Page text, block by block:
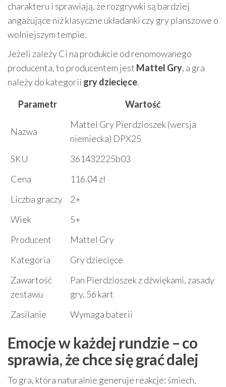
charakteru i sprawiają, że rozgrywki są bardziej
angażujące niż klasyczne układanki czy gry planszowe o
wolniejszym tempie.
Jeżeli zależy Ci na produkcie od renomowanego
producenta, to producentem jest Mattel Gry, a gra
należy do kategorii gry dziecięce.
Parametr
Wartość
Nazwa
Mattel Gry Pierdzioszek (wersja
niemiecka) DPX25
SKU
361432225b03
Cena
116.04 zł
Liczba graczy
2+
Wiek
5+
Producent
Mattel Gry
Kategoria
Gry dziecięce
Zawartość
zestawu
Pan Pierdzioszek z dźwiękami, zasady
gry, 56 kart
Zasilanie
Wymaga baterii
Emocje w każdej rundzie – co
sprawia, że chce się grać dalej
To gra, która naturalnie generuje reakcje: śmiech,